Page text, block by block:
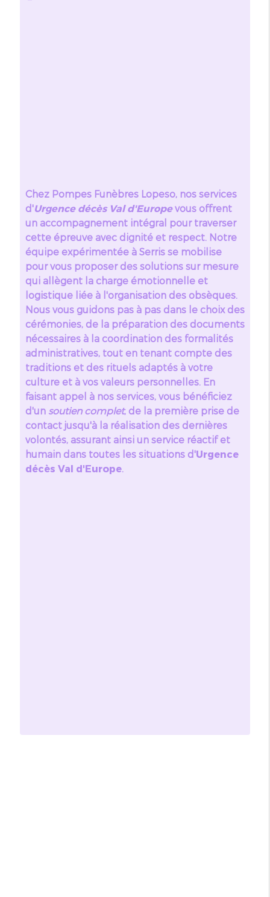
Chez Pompes Funèbres Lopeso, nos services
d'Urgence décès Val d'Europevous offrent
un accompagnement intégral pour traverser
cette épreuve avec dignité et respect. Notre
équipe expérimentée à Serris se mobilise
pour vous proposer des solutions sur mesure
qui allègent la charge émotionnelle et
logistique liée à l'organisation des obsèques.
Nous vous guidons pas à pas dans le choix des
cérémonies, de la préparation des documents
nécessaires à la coordination des formalités
administratives, tout en tenant compte des
traditions et des rituels adaptés à votre
culture et à vos valeurs personnelles. En
faisant appel à nos services, vous bénéficiez
d'un soutien complet, de la première prise de
contact jusqu'à la réalisation des dernières
volontés, assurant ainsi un service réactif et
humain dans toutes les situations d'Urgence
décès Val d'Europe.